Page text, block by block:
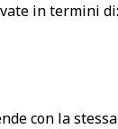
in termini di:
con la